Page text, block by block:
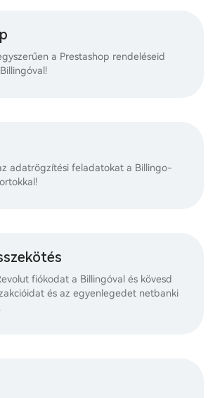
a Prestashop rendeléseid
adatrögzítési feladatokat a Billingo-
fiókodat a Billingóval és kövesd
és az egyenlegedet netbanki